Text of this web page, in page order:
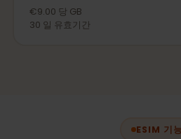
€9.00 당 GB
30 일 유효기간
ESIM 기능